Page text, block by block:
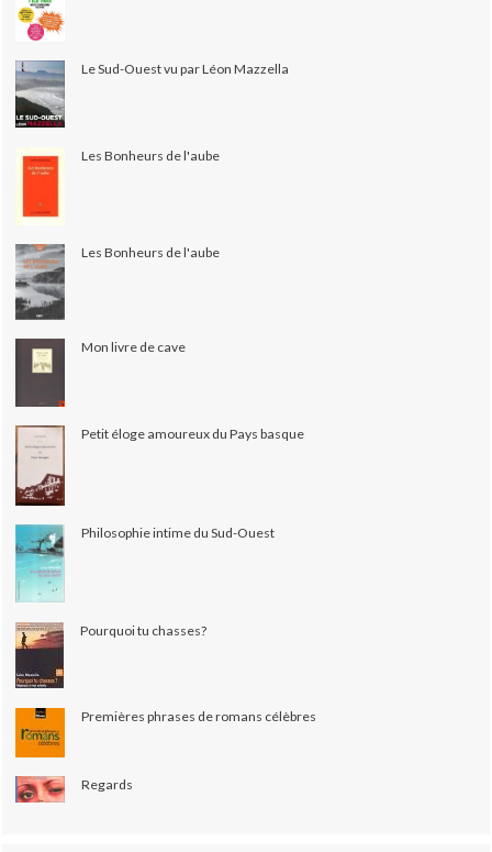
Le Sud-Ouest vu par Léon Mazzella
Les Bonheurs de l'aube
Les Bonheurs de l'aube
Mon livre de cave
Petit éloge amoureux du Pays basque
Philosophie intime du Sud-Ouest
Pourquoi tu chasses?
Premières phrases de romans célèbres
Regards